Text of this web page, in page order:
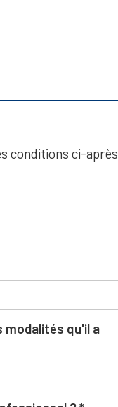
conditions ci-après
modalités qu'il a